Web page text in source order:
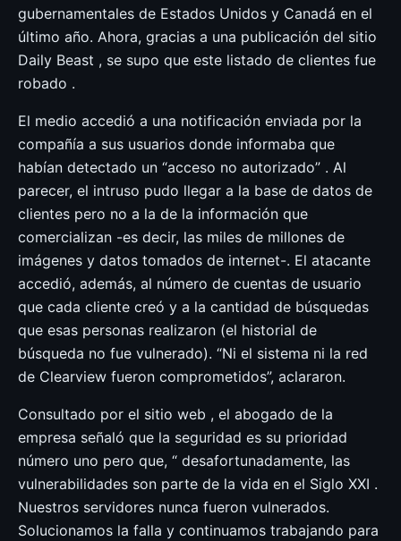
gubernamentales de Estados Unidos y Canadá en el
último año. Ahora, gracias a una publicación del sitio
Daily Beast , se supo que este listado de clientes fue
robado .
El medio accedió a una notificación enviada por la
compañía a sus usuarios donde informaba que
habían detectado un “acceso no autorizado” . Al
parecer, el intruso pudo llegar a la base de datos de
clientes pero no a la de la información que
comercializan -es decir, las miles de millones de
imágenes y datos tomados de internet-. El atacante
accedió, además, al número de cuentas de usuario
que cada cliente creó y a la cantidad de búsquedas
que esas personas realizaron (el historial de
búsqueda no fue vulnerado). “Ni el sistema ni la red
de Clearview fueron comprometidos”, aclararon.
Consultado por el sitio web , el abogado de la
empresa señaló que la seguridad es su prioridad
número uno pero que, “ desafortunadamente, las
vulnerabilidades son parte de la vida en el Siglo XXI .
Nuestros servidores nunca fueron vulnerados.
Solucionamos la falla y continuamos trabajando para